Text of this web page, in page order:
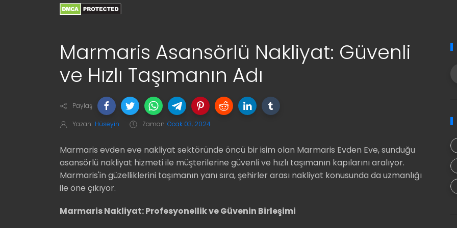
Marmaris Asansörlü Nakliyat: Güvenli
ve Hızlı Taşımanın Adı
Paylaş
Yazan: Hüseyin Zaman Ocak 03, 2024
Marmaris evden eve nakliyat sektöründe öncü bir isim olan Marmaris Evden Eve, sunduğu
asansörlü nakliyat hizmeti ile müşterilerine güvenli ve hızlı taşımanın kapılarını aralıyor.
Marmaris'in güzelliklerini taşımanın yanı sıra, şehirler arası nakliyat konusunda da uzmanlığı
ile öne çıkıyor.
Marmaris Nakliyat: Profesyonellik ve Güvenin Birleşimi